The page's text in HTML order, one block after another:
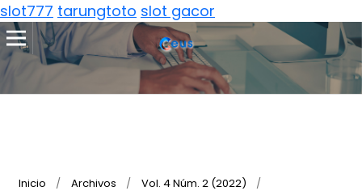
slot777 tarungtoto slot gacor
Inicio / Archivos / Vol. 4 Núm. 2 (2022)
/